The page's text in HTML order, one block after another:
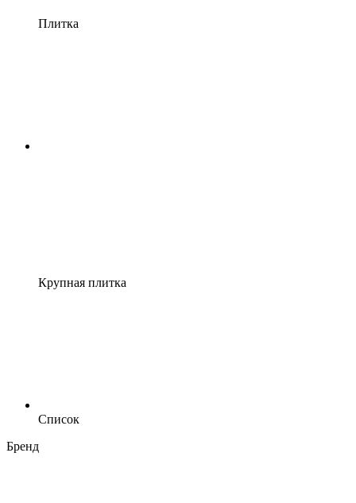
Плитка
Крупная плитка
Список
Бренд